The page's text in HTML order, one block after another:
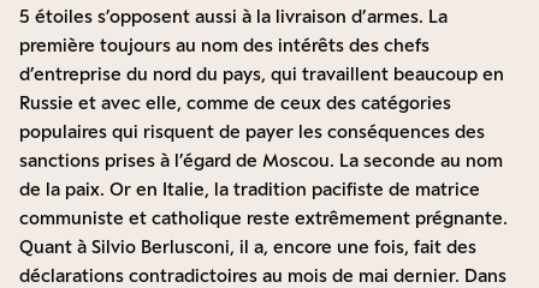
5 étoiles s’opposent aussi à la livraison d’armes. La
première toujours au nom des intérêts des chefs
d’entreprise du nord du pays, qui travaillent beaucoup en
Russie et avec elle, comme de ceux des catégories
populaires qui risquent de payer les conséquences des
sanctions prises à l’égard de Moscou. La seconde au nom
de la paix. Or en Italie, la tradition pacifiste de matrice
communiste et catholique reste extrêmement prégnante.
Quant à Silvio Berlusconi, il a, encore une fois, fait des
déclarations contradictoires au mois de mai dernier. Dans